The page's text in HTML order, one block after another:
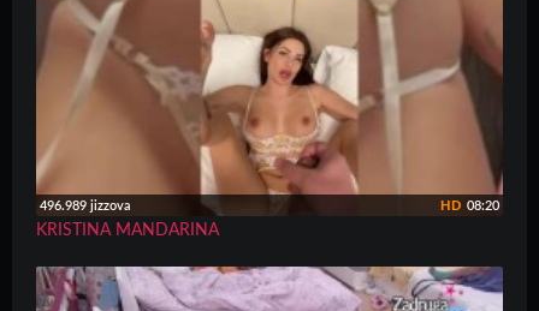
496.989 jizzova 08:20
HD
KRISTINA MANDARINA